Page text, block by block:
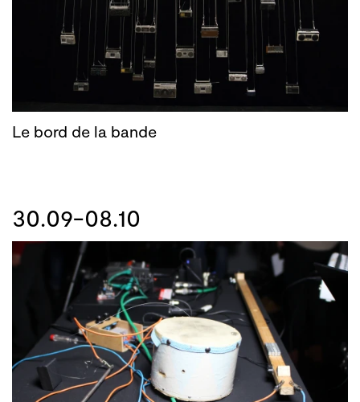
Le bord de la bande
30.09-08.10